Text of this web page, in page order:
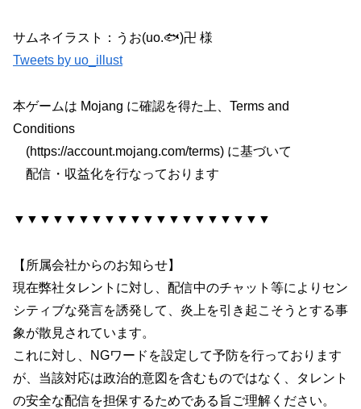
サムネイラスト：うお(uo.🐟)卍 様
Tweets by uo_illust
本ゲームは Mojang に確認を得た上、Terms and
Conditions
(https://account.mojang.com/terms) に基づいて
配信・収益化を行なっております
▼▼▼▼▼▼▼▼▼▼▼▼▼▼▼▼▼▼▼▼
【所属会社からのお知らせ】
現在弊社タレントに対し、配信中のチャット等によりセン
シティブな発言を誘発して、炎上を引き起こそうとする事
象が散見されています。
これに対し、NGワードを設定して予防を行っております
が、当該対応は政治的意図を含むものではなく、タレント
の安全な配信を担保するためである旨ご理解ください。